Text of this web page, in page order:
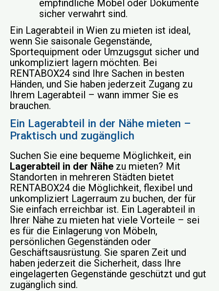
empfindliche Möbel oder Dokumente
sicher verwahrt sind.
Ein Lagerabteil in Wien zu mieten ist ideal,
wenn Sie saisonale Gegenstände,
Sportequipment oder Umzugsgut sicher und
unkompliziert lagern möchten. Bei
RENTABOX24 sind Ihre Sachen in besten
Händen, und Sie haben jederzeit Zugang zu
Ihrem Lagerabteil – wann immer Sie es
brauchen.
Ein Lagerabteil in der Nähe mieten –
Praktisch und zugänglich
Suchen Sie eine bequeme Möglichkeit, ein
Lagerabteil in der Nähezu mieten? Mit
Standorten in mehreren Städten bietet
RENTABOX24 die Möglichkeit, flexibel und
unkompliziert Lagerraum zu buchen, der für
Sie einfach erreichbar ist. Ein Lagerabteil in
Ihrer Nähe zu mieten hat viele Vorteile – sei
es für die Einlagerung von Möbeln,
persönlichen Gegenständen oder
Geschäftsausrüstung. Sie sparen Zeit und
haben jederzeit die Sicherheit, dass Ihre
eingelagerten Gegenstände geschützt und gut
zugänglich sind.